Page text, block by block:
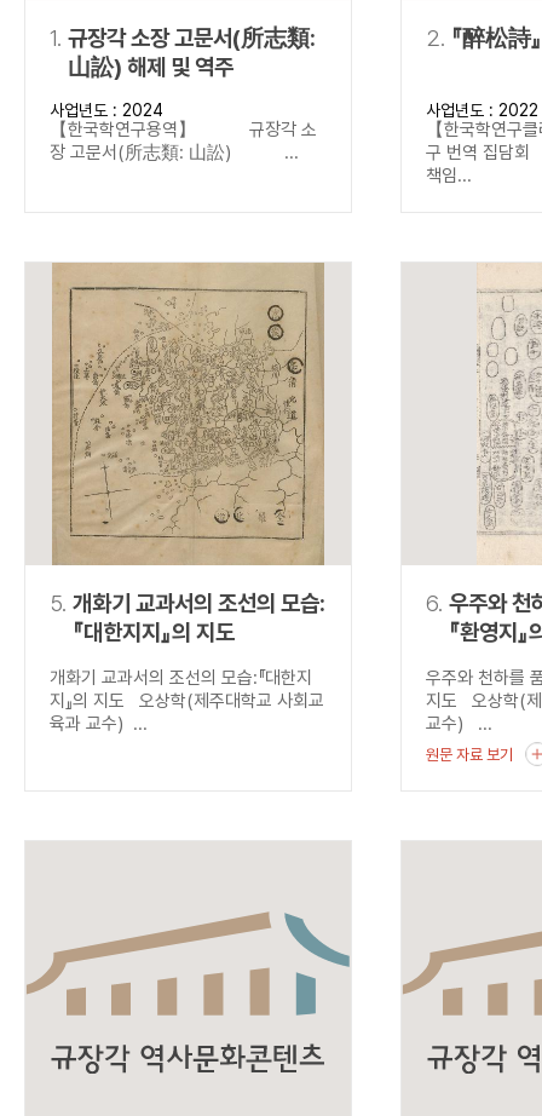
동시에 여러 개의 연산자를 사용할 수 있습니다.
1. 규장각 소장 고문서(所志類:
山訟) 해제 및 역주
사업년도 : 2024
【한국학연구용역】 규장각 소
장 고문서(所志類: 山訟) ...
2. 『醉松詩
사업년도 : 2022
【한국학연구
구 번역 집
책임...
5. 개화기 교과서의 조선의 모습:
『대한지지』의 지도
개화기 교과서의 조선의 모습:『대한지
지』의 지도 오상학(제주대학교 사회교
육과 교수) ...
6. 우주와 천
『환영지』
우주와 천하를
지도 오상학(제
교수) ...
원문 자료 보기